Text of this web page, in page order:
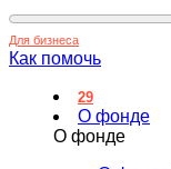
Для бизнеса
Как помочь
29
О фонде
О фонде